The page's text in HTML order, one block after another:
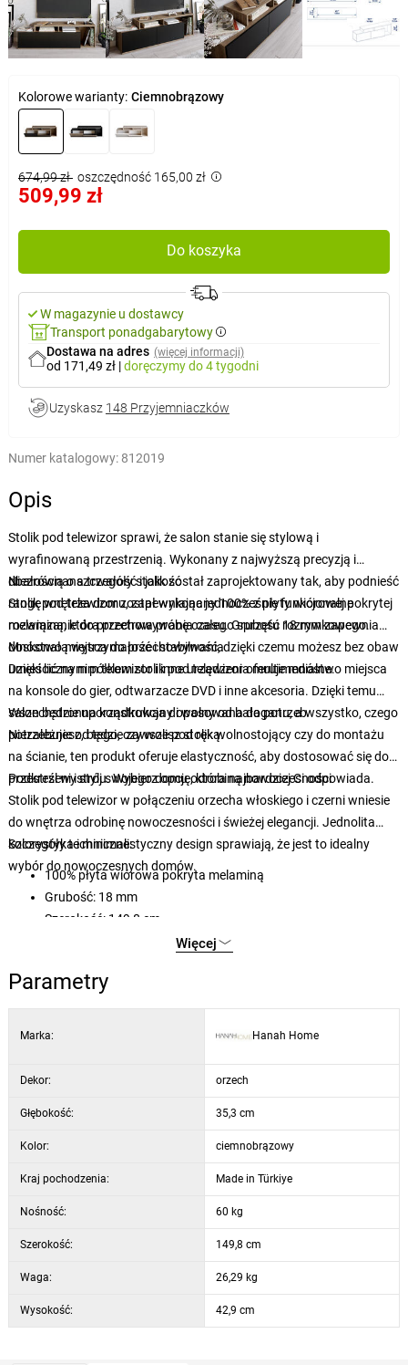
Kolorowe warianty: Ciemnobrązowy
674,99 zł oszczędność 165,00 zł
509,99 zł
Do koszyka
W magazynie u dostawcy
Transport ponadgabarytowy
Dostawa na adres (więcej informacji)
od 171,49 zł |doręczymydo 4 tygodni
Uzyskasz 148 Przyjemniaczków
Numer katalogowy: 812019
Opis
Stolik pod telewizor sprawi, że salon stanie się stylową i
wyrafinowaną przestrzenią. Wykonany z najwyższą precyzją i
dbałością o szczegóły stolik został zaprojektowany tak, aby podnieść
rangę wnętrza domu, zapewniając jednocześnie funkcjonalne
rozwiązanie do przechowywania całego sprzętu rozrywkowego.
Niezrównana trwałość i jakość
Stolik pod telewizor został wykonany 100% z płyty wiórowej pokrytej
melaminą, która przetrwa próbę czasu. Grubość 18 mm zapewnia
doskonałą wytrzymałość i stabilność, dzięki czemu możesz bez obaw
umieścić na nim telewizor i inne urządzenia multimedialne.
Mnóstwo miejsca do przechowywania
Dzięki licznym półkom stolik pod telewizor oferuje mnóstwo miejsca
na konsole do gier, odtwarzacze DVD i inne akcesoria. Dzięki temu
salon będzie uporządkowany i wolny od bałaganu, a wszystko, czego
potrzebujesz, będzie zawsze pod ręką.
Wszechstronna konstrukcja dopasowana do potrzeb
Niezależnie od tego, czy wolisz stolik wolnostojący czy do montażu
na ścianie, ten produkt oferuje elastyczność, aby dostosować się do
przestrzeni i stylu. Wybierz opcję, która najbardziej Ci odpowiada.
Podkreśl wystrój swojego domu odrobiną nowoczesności
Stolik pod telewizor w połączeniu orzecha włoskiego i czerni wniesie
do wnętrza odrobinę nowoczesności i świeżej elegancji. Jednolita
kolorystyka i minimalistyczny design sprawiają, że jest to idealny
wybór do nowoczesnych domów.
Szczegóły techniczne:
100% płyta wiórowa pokryta melaminą
Grubość: 18 mm
Szerokość: 149,8 cm
Kolor: orzech i czarny
Liczne półki do przechowywania
Więcej
Parametry
Marka: Hanah Home
Dekor: orzech
Głębokość: 35,3 cm
Kolor: ciemnobrązowy
Kraj pochodzenia: Made in Türkiye
Nośność: 60 kg
Szerokość: 149,8 cm
Waga: 26,29 kg
Wysokość: 42,9 cm